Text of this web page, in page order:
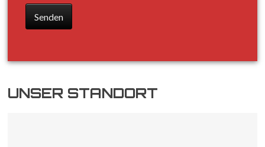
UNSER STANDORT